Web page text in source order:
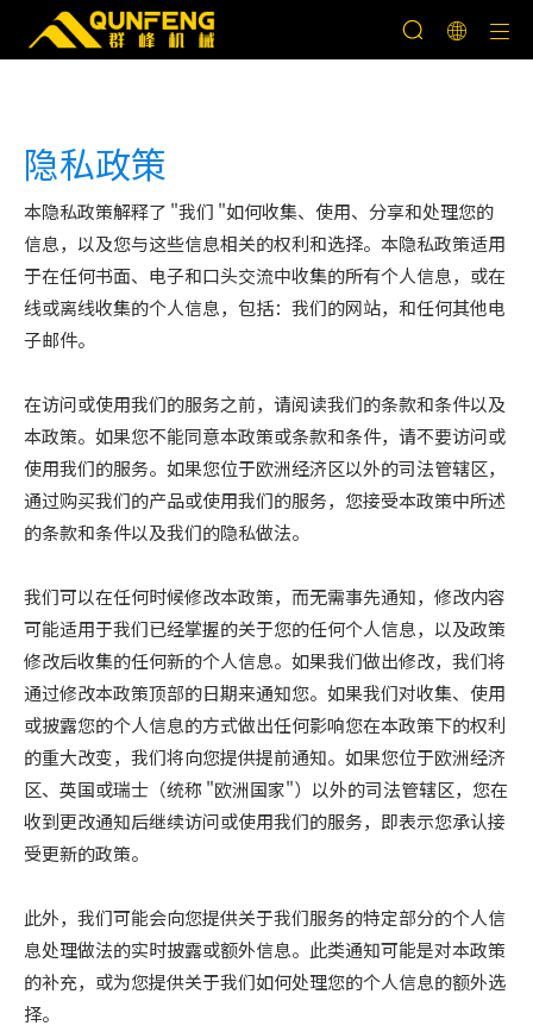
隐私政策
本隐私政策解释了 "我们 "如何收集、使用、分享和处理您的
信息，以及您与这些信息相关的权利和选择。本隐私政策适用
于在任何书面、电子和口头交流中收集的所有个人信息，或在
线或离线收集的个人信息，包括：我们的网站，和任何其他电
子邮件。
在访问或使用我们的服务之前，请阅读我们的条款和条件以及
本政策。如果您不能同意本政策或条款和条件，请不要访问或
使用我们的服务。如果您位于欧洲经济区以外的司法管辖区，
通过购买我们的产品或使用我们的服务，您接受本政策中所述
的条款和条件以及我们的隐私做法。
我们可以在任何时候修改本政策，而无需事先通知，修改内容
可能适用于我们已经掌握的关于您的任何个人信息，以及政策
修改后收集的任何新的个人信息。如果我们做出修改，我们将
通过修改本政策顶部的日期来通知您。如果我们对收集、使用
或披露您的个人信息的方式做出任何影响您在本政策下的权利
的重大改变，我们将向您提供提前通知。如果您位于欧洲经济
区、英国或瑞士（统称 "欧洲国家"）以外的司法管辖区，您在
收到更改通知后继续访问或使用我们的服务，即表示您承认接
受更新的政策。
此外，我们可能会向您提供关于我们服务的特定部分的个人信
息处理做法的实时披露或额外信息。此类通知可能是对本政策
的补充，或为您提供关于我们如何处理您的个人信息的额外选
择。